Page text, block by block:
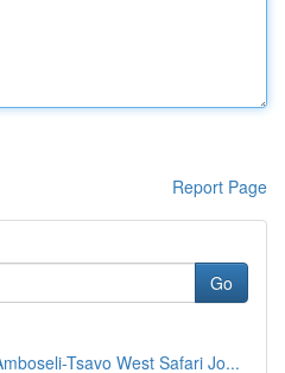
Report Page
Go
Tsavo West Safari Jo...